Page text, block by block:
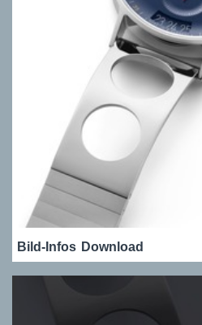
Bild-Infos Download